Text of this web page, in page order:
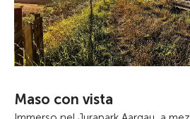
Maso con vista